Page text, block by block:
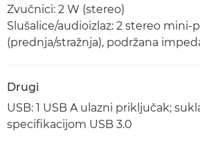
Zvučnici: 2 W (stereo)
Slušalice/audioizlaz: 2 stereo mini-
(prednja/stražnja), podržana
Drugi
USB: 1 USB A ulazni priključak;
specifikacijom USB 3.0